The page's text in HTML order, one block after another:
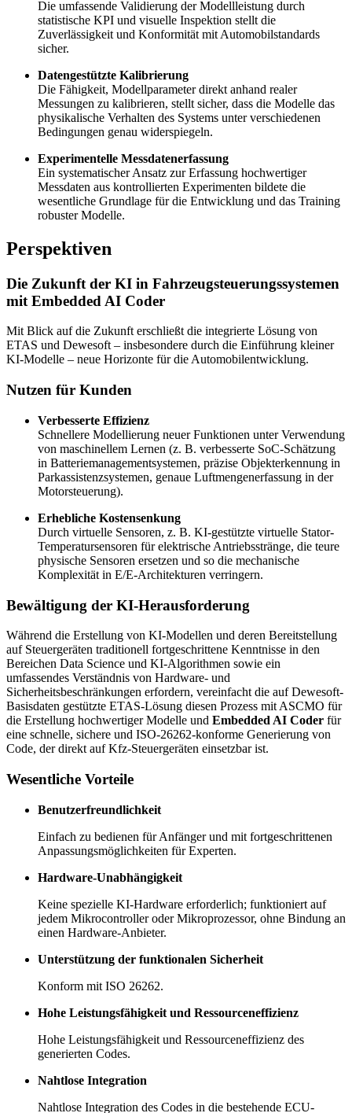
Die umfassende Validierung der Modellleistung durch
statistische KPI und visuelle Inspektion stellt die
Zuverlässigkeit und Konformität mit Automobilstandards
sicher.
Datengestützte Kalibrierung
Die Fähigkeit, Modellparameter direkt anhand realer
Messungen zu kalibrieren, stellt sicher, dass die Modelle das
physikalische Verhalten des Systems unter verschiedenen
Bedingungen genau widerspiegeln.
Experimentelle Messdatenerfassung
Ein systematischer Ansatz zur Erfassung hochwertiger
Messdaten aus kontrollierten Experimenten bildete die
wesentliche Grundlage für die Entwicklung und das Training
robuster Modelle.
Perspektiven
Die Zukunft der KI in Fahrzeugsteuerungssystemen
mit Embedded AI Coder
Mit Blick auf die Zukunft erschließt die integrierte Lösung von
ETAS und Dewesoft – insbesondere durch die Einführung kleiner
KI-Modelle – neue Horizonte für die Automobilentwicklung.
Nutzen für Kunden
Verbesserte Effizienz
Schnellere Modellierung neuer Funktionen unter Verwendung
von maschinellem Lernen (z. B. verbesserte SoC-Schätzung
in Batteriemanagementsystemen, präzise Objekterkennung in
Parkassistenzsystemen, genaue Luftmengenerfassung in der
Motorsteuerung).
Erhebliche Kostensenkung
Durch virtuelle Sensoren, z. B. KI-gestützte virtuelle Stator-
Temperatursensoren für elektrische Antriebsstränge, die teure
physische Sensoren ersetzen und so die mechanische
Komplexität in E/E-Architekturen verringern.
Bewältigung der KI-Herausforderung
Während die Erstellung von KI-Modellen und deren Bereitstellung
auf Steuergeräten traditionell fortgeschrittene Kenntnisse in den
Bereichen Data Science und KI-Algorithmen sowie ein
umfassendes Verständnis von Hardware- und
Sicherheitsbeschränkungen erfordern, vereinfacht die auf Dewesoft-
Basisdaten gestützte ETAS-Lösung diesen Prozess mit ASCMO für
die Erstellung hochwertiger Modelle und Embedded AI Coder für
eine schnelle, sichere und ISO-26262-konforme Generierung von
Code, der direkt auf Kfz-Steuergeräten einsetzbar ist.
Wesentliche Vorteile
Benutzerfreundlichkeit
Einfach zu bedienen für Anfänger und mit fortgeschrittenen
Anpassungsmöglichkeiten für Experten.
Hardware-Unabhängigkeit
Keine spezielle KI-Hardware erforderlich; funktioniert auf
jedem Mikrocontroller oder Mikroprozessor, ohne Bindung an
einen Hardware-Anbieter.
Unterstützung der funktionalen Sicherheit
Konform mit ISO 26262.
Hohe Leistungsfähigkeit und Ressourceneffizienz
Hohe Leistungsfähigkeit und Ressourceneffizienz des
generierten Codes.
Nahtlose Integration
Nahtlose Integration des Codes in die bestehende ECU-